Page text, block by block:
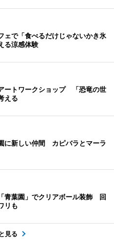
ェで「食べるだけじゃないかき氷
る涼感体験
ートワークショップ 「恐竜の世
える
に新しい仲間 カピバラとマーラ
青葉園」でクリアボール装飾 回
リも
見る